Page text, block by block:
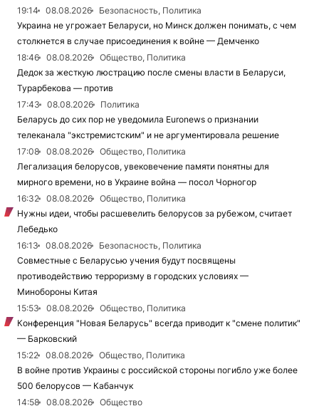
19:14
08.08.2026
Безопасность, Политика
Украина не угрожает Беларуси, но Минск должен понимать, с чем
столкнется в случае присоединения к войне — Демченко
18:46
08.08.2026
Общество, Политика
Дедок за жесткую люстрацию после смены власти в Беларуси,
Турарбекова — против
17:43
08.08.2026
Политика
Беларусь до сих пор не уведомила Euronews о признании
телеканала "экстремистским" и не аргументировала решение
17:08
08.08.2026
Общество, Политика
Легализация белорусов, увековечение памяти понятны для
мирного времени, но в Украине война — посол Чорногор
16:32
08.08.2026
Общество, Политика
Нужны идеи, чтобы расшевелить белорусов за рубежом, считает
Лебедько
16:13
08.08.2026
Безопасность, Политика
Совместные с Беларусью учения будут посвящены
противодействию терроризму в городских условиях —
Минобороны Китая
15:53
08.08.2026
Общество, Политика
Конференция "Новая Беларусь" всегда приводит к "смене политик"
— Барковский
15:22
08.08.2026
Общество, Политика
В войне против Украины с российской стороны погибло уже более
500 белорусов — Кабанчук
14:58
08.08.2026
Общество